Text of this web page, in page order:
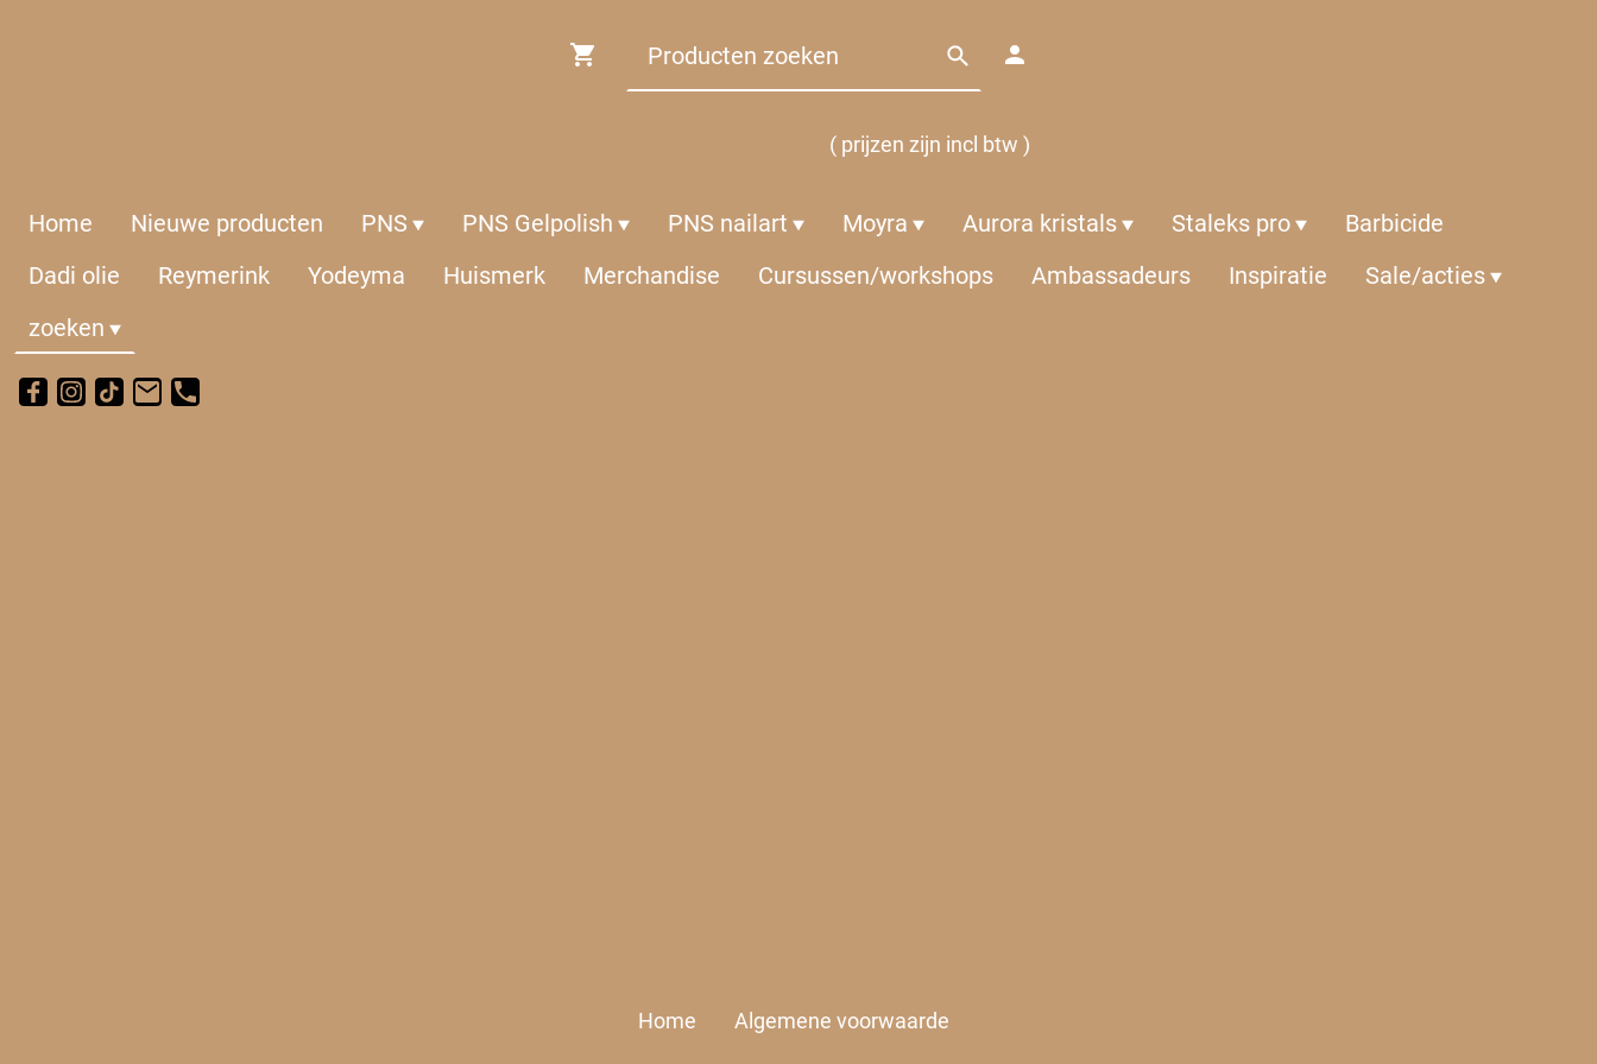
( prijzen zijn incl btw )
Home Nieuwe producten PNS PNS Gelpolish PNS nailart Moyra Aurora kristals Staleks pro
Barbicide
Dadi olie
Reymerink Yodeyma Huismerk Merchandise Cursussen/workshops Ambassadeurs Inspiratie
Sale/acties
zoeken
Home Algemene voorwaarde